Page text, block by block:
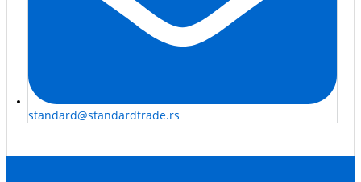
standard@standardtrade.rs